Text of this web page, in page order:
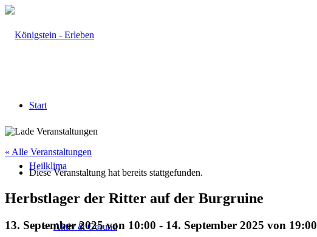
Start
Heilklima
Aktiv & Gesund
« Alle Veranstaltungen
Diese Veranstaltung hat bereits stattgefunden.
Herbstlager der Ritter auf der Burgruine
13. September 2025 von 10:00 - 14. September 2025 von 19:00